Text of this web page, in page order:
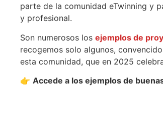
parte de la comunidad eTwinning y
y profesional.
Son numerosos los ejemplos de
recogemos solo algunos,
esta comunidad, que en 2025
👉 Accede a los ejemplos de